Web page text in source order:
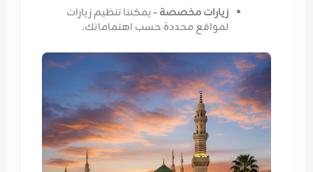
زيارات مخصصة– يمكننا تنظيم زيارات
لمواقع محددة حسب اهتماماتك.